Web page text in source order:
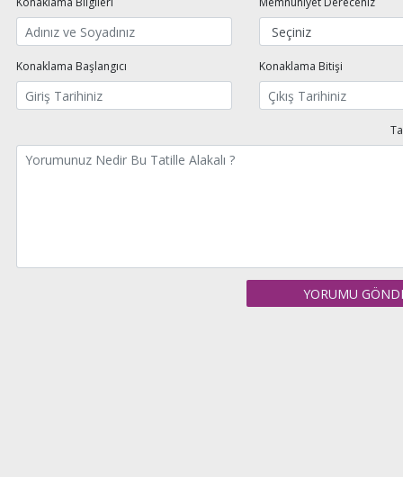
VİLLADAN ÇIKIŞ: 10:00
Konaklama Başlangıcı Konaklama Bitişi